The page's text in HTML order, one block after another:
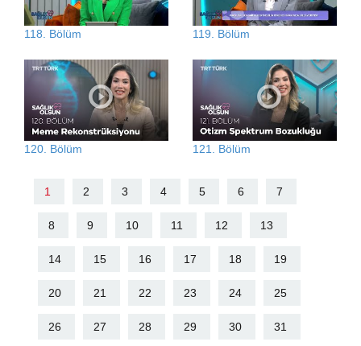
118. Bölüm 119. Bölüm
120. Bölüm 121. Bölüm
1 2 3 4 5 6 7
8 9 10 11 12 13
14 15 16 17 18 19
20 21 22 23 24 25
26 27 28 29 30 31